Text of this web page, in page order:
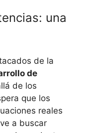
una
de la
de
de los
que⁢ los⁤
reales
a buscar